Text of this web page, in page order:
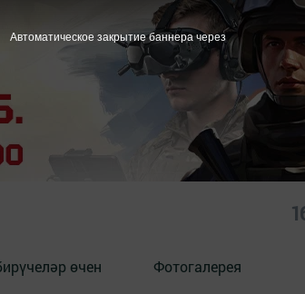
өчен Фотогалерея
Автоматическое закрытие баннера через